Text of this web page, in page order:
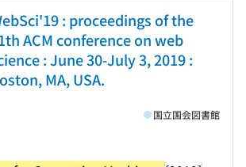
: proceedings of the
ACM conference on web
: June 30-July 3, 2019 :
MA, USA.
国立国会図書館